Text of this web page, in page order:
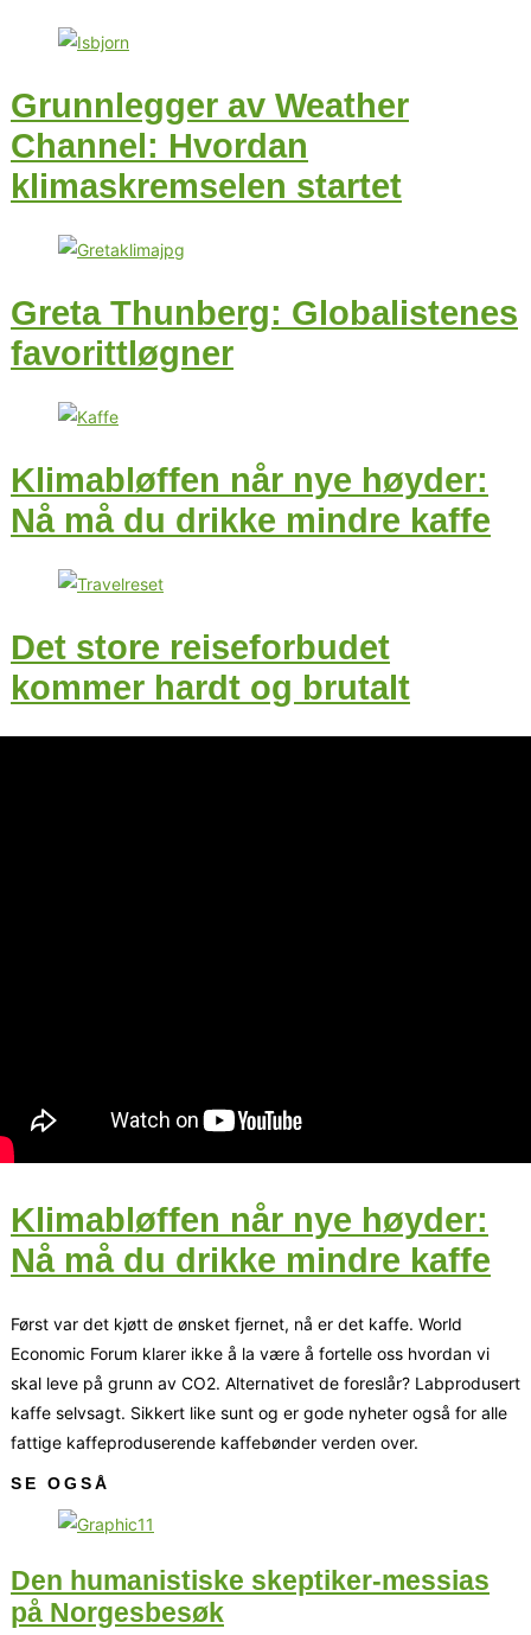
Grunnlegger av Weather
Channel: Hvordan
klimaskremselen startet
Greta Thunberg: Globalistenes
favorittløgner
Klimabløffen når nye høyder:
Nå må du drikke mindre kaffe
Det store reiseforbudet
kommer hardt og brutalt
Klimabløffen når nye høyder:
Nå må du drikke mindre kaffe
Først var det kjøtt de ønsket fjernet, nå er det kaffe. World
Economic Forum klarer ikke å la være å fortelle oss hvordan vi
skal leve på grunn av CO2. Alternativet de foreslår? Labprodusert
kaffe selvsagt. Sikkert like sunt og er gode nyheter også for alle
fattige kaffeproduserende kaffebønder verden over.
SE OGSÅ
Den humanistiske skeptiker-messias
på Norgesbesøk